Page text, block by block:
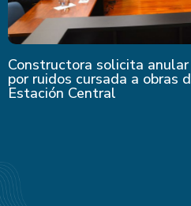
Constructora solicita
por ruidos cursada a obras
Estación Central